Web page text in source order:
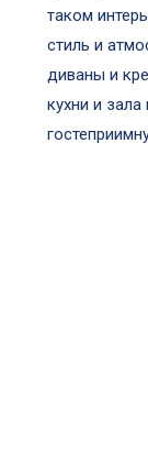
таком
стиль и
диваны и
кухни и